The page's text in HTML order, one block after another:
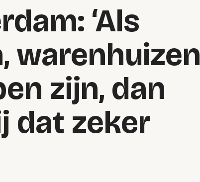
‘Als
warenhuizen
zijn, dan
dat zeker